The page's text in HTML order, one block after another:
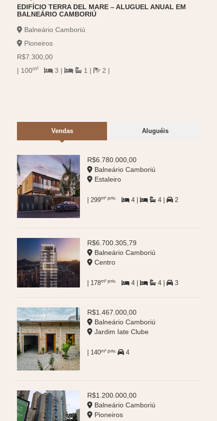
EDIFÍCIO TERRA DEL MARE – ALUGUEL ANUAL EM
BALNEÁRIO CAMBORIÚ
Balneário Camboriú
Pioneiros
R$7.300,00
| 100m² 3 | 1 | 2 |
Vendas Aluguéis
R$6.780.000,00
Balneário Camboriú
Estaleiro
| 299m² priv. 4 | 4 | 2
R$6.700.305,79
Balneário Camboriú
Centro
| 178m² priv. 4 | 4 | 3
R$1.467.000,00
Balneário Camboriú
Jardim Iate Clube
| 140m² priv. 4
R$1.200.000,00
Balneário Camboriú
Pioneiros